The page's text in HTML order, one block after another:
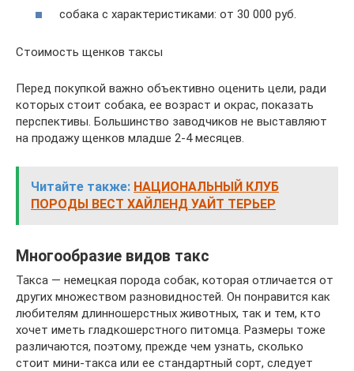
собака с характеристиками: от 30 000 руб.
Стоимость щенков таксы
Перед покупкой важно объективно оценить цели, ради
которых стоит собака, ее возраст и окрас, показать
перспективы. Большинство заводчиков не выставляют
на продажу щенков младше 2-4 месяцев.
Читайте также: НАЦИОНАЛЬНЫЙ КЛУБ
ПОРОДЫ ВЕСТ ХАЙЛЕНД УАЙТ ТЕРЬЕР
Многообразие видов такс
Такса — немецкая порода собак, которая отличается от
других множеством разновидностей. Он понравится как
любителям длинношерстных животных, так и тем, кто
хочет иметь гладкошерстного питомца. Размеры тоже
различаются, поэтому, прежде чем узнать, сколько
стоит мини-такса или ее стандартный сорт, следует